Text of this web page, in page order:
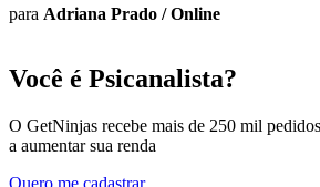
para Adriana Prado /Online
Você é Psicanalista?
O GetNinjas recebe mais de 250 mil
a aumentar sua renda
Quero me cadastrar